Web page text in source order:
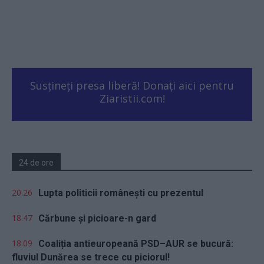
Susțineți presa liberă! Donați aici pentru
Ziaristii.com!
24 de ore
20.26 Lupta politicii românești cu prezentul
18.47 Cărbune și picioare-n gard
18.09
Coaliția antieuropeană PSD–AUR se bucură:
fluviul Dunărea se trece cu piciorul!